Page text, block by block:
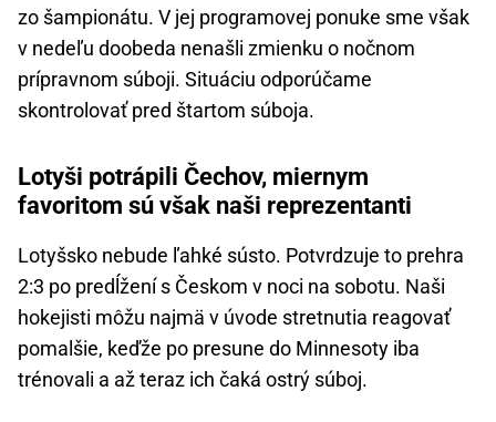
zo šampionátu. V jej programovej ponuke sme však
v nedeľu doobeda nenašli zmienku o nočnom
prípravnom súboji. Situáciu odporúčame
skontrolovať pred štartom súboja.
Lotyši potrápili Čechov, miernym
favoritom sú však naši reprezentanti
Lotyšsko nebude ľahké sústo. Potvrdzuje to prehra
2:3 po predĺžení s Českom v noci na sobotu. Naši
hokejisti môžu najmä v úvode stretnutia reagovať
pomalšie, keďže po presune do Minnesoty iba
trénovali a až teraz ich čaká ostrý súboj.